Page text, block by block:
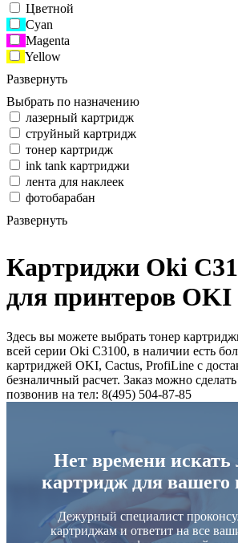
Цветной
Cyan
Magenta
Yellow
Развернуть
Выбрать по назначению
лазерный картридж
струйный картридж
тонер картридж
ink tank картриджи
лента для наклеек
фотобарабан
Развернуть
Картриджи Oki
для принтеров OKI
Здесь вы можете выбрать тонер
всей серии Oki C3100, в наличии есть
картриджей OKI, Cactus, ProfiLine с
безналичный расчет. Заказ можно
позвонив на тел: 8(495) 504-87-85
Нет времени
картридж для вашего
Дежурный специалист
картриджам и ответит на все